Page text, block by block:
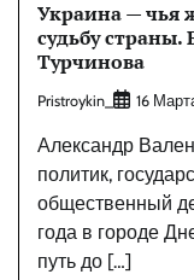
Украина — чья
судьбу
Турчинова
Pristroykin_ 16
Александр
политик,
общественный
года в городе
путь до […]